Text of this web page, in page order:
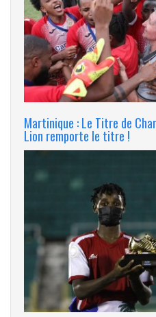
Martinique : Le Titre de
Lion remporte le titre !